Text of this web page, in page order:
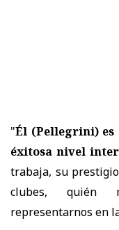
"Él (Pellegrini) es
éxitosa nivel
trabaja, su
clubes, quién
representarnos en